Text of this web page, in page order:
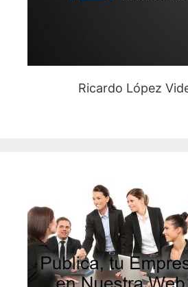
Ricardo López